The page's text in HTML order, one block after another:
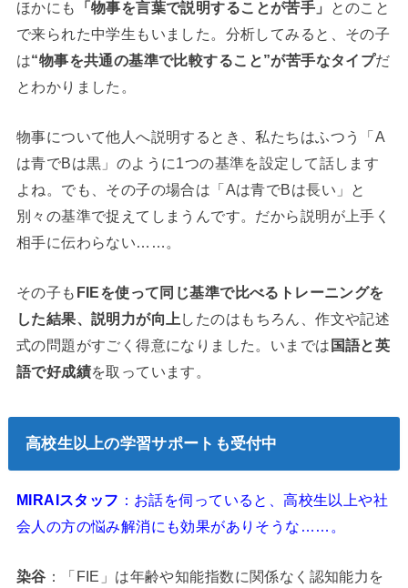
ほかにも 「物事を言葉で説明することが苦手」
とのこと
で来られた中学生もいました。分析してみると、その子
は“物事を共通の基準で比較すること”が苦手なタイプだ
とわかりました。
物事について他人へ説明するとき、私たちはふつう「A
は青でBは黒」のように1つの基準を設定して話します
よね。でも、その子の場合は「Aは青でBは長い」と
別々の基準で捉えてしまうんです。だから説明が上手く
相手に伝わらない……。
その子も FIEを使って同じ基準で比べるトレーニングを
した結果、説明力が向上 したのはもちろん、作文や記述
式の問題がすごく得意になりました。いまでは 国語と英
語で好成績を取っています。
高校生以上の学習サポートも受付中
MIRAIスタッフ ：お話を伺っていると、高校生以上や社
会人の方の悩み解消にも効果がありそうな……。
染谷 ：「FIE」は年齢や知能指数に関係なく認知能力を